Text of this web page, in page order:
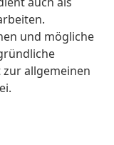
und mögliche
allgemeinen